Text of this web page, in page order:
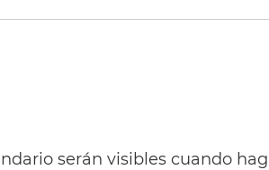
serán visibles cuando